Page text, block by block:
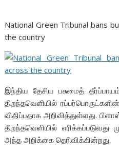
National Green Tribunal bans
the country
இந்திய தேசிய பசுமைத்
திறந்தவெளியில்
விதிப்பதாக அறிவித்துள்ளது.
திறந்தவெளியில்
அந்த அறிக்கை தெரிவிக்கின்றது.